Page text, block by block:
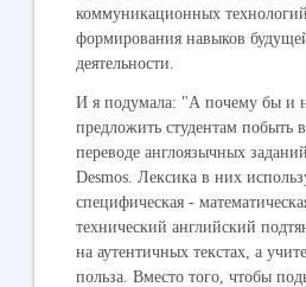
коммуникационных
формирования навыков
деятельности.
И я подумала: "А почему бы и
предложить студентам побыть
переводе англоязычных
Desmos. Лексика в них
специфическая -
технический английский
на аутентичных текстах, а
польза. Вместо того, чтобы